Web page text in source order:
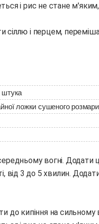
і рис не стане
і перцем,
штука
ложки сушеного
вогні. Додати
від 3 до 5 хвилин.
до кипіння на